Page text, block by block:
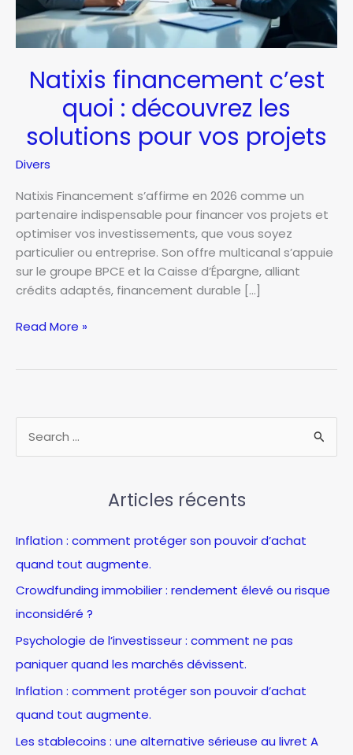
Natixis financement c’est
quoi : découvrez les
solutions pour vos projets
Divers
Natixis Financement s’affirme en 2026 comme un
partenaire indispensable pour financer vos projets et
optimiser vos investissements, que vous soyez
particulier ou entreprise. Son offre multicanal s’appuie
sur le groupe BPCE et la Caisse d’Épargne, alliant
crédits adaptés, financement durable […]
Natixis
découvrez
les
solutions
Read More »
e
r
c
h
e
r
:
Articles récents
Inflation : comment protéger son pouvoir d’achat
quand tout augmente.
Crowdfunding immobilier : rendement élevé ou risque
inconsidéré ?
Psychologie de l’investisseur : comment ne pas
paniquer quand les marchés dévissent.
Inflation : comment protéger son pouvoir d’achat
quand tout augmente.
Les stablecoins : une alternative sérieuse au livret A